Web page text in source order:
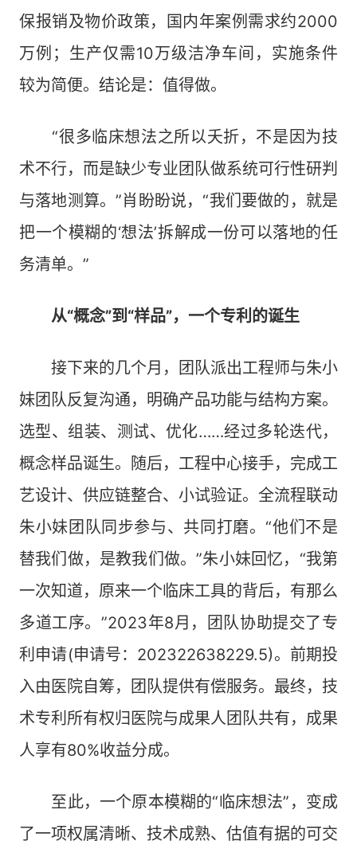
保报销及物价政策，国内年案例需求约2000
万例；生产仅需10万级洁净车间，实施条件
较为简便。结论是：值得做。
“很多临床想法之所以夭折，不是因为技
术不行，而是缺少专业团队做系统可行性研判
与落地测算。”肖盼盼说，“我们要做的，就是
把一个模糊的‘想法’拆解成一份可以落地的任
务清单。”
从“概念”到“样品”，一个专利的诞生
接下来的几个月，团队派出工程师与朱小
妹团队反复沟通，明确产品功能与结构方案。
选型、组装、测试、优化……经过多轮迭代，
概念样品诞生。随后，工程中心接手，完成工
艺设计、供应链整合、小试验证。全流程联动
朱小妹团队同步参与、共同打磨。“他们不是
替我们做，是教我们做。”朱小妹回忆，“我第
一次知道，原来一个临床工具的背后，有那么
多道工序。”2023年8月，团队协助提交了专
利申请(申请号：202322638229.5)。前期投
入由医院自筹，团队提供有偿服务。最终，技
术专利所有权归医院与成果人团队共有，成果
人享有80%收益分成。
至此，一个原本模糊的“临床想法”，变成
了一项权属清晰、技术成熟、估值有据的可交